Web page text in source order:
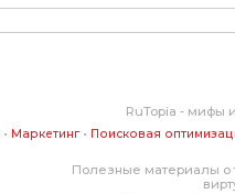
RuTopia - мифы
• Маркетинг• Поисковая
Полезные материалы о